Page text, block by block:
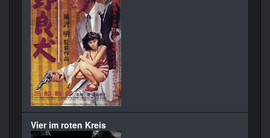
Vier im roten Kreis